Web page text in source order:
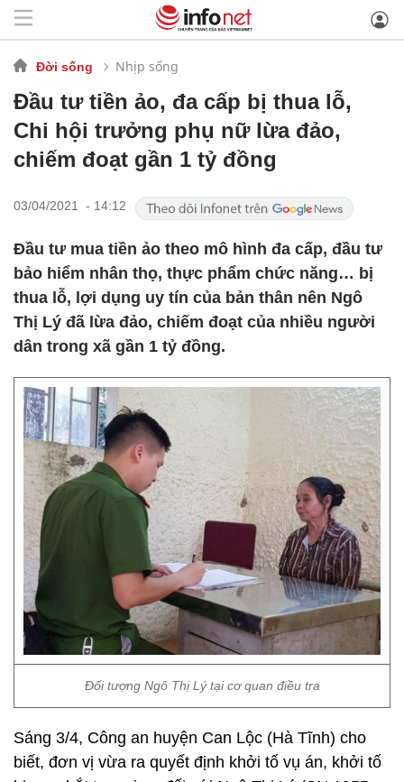
Đời sống Nhịp sống
Đầu tư tiền ảo, đa cấp bị thua lỗ,
Chi hội trưởng phụ nữ lừa đảo,
chiếm đoạt gần 1 tỷ đồng
03/04/2021 - 14:12
Đầu tư mua tiền ảo theo mô hình đa cấp, đầu tư
bảo hiểm nhân thọ, thực phẩm chức năng… bị
thua lỗ, lợi dụng uy tín của bản thân nên Ngô
Thị Lý đã lừa đảo, chiếm đoạt của nhiều người
dân trong xã gần 1 tỷ đồng.
Đối tượng Ngô Thị Lý tại cơ quan điều tra
Sáng 3/4, Công an huyện Can Lộc (Hà Tĩnh) cho
biết, đơn vị vừa ra quyết định khởi tố vụ án, khởi tố